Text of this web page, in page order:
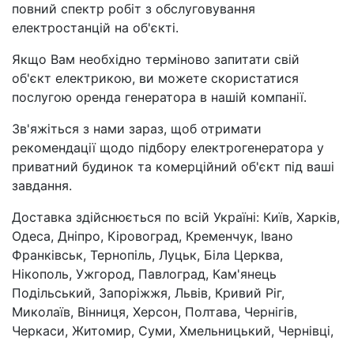
повний спектр робіт з обслуговування
електростанцій на об'єкті.
Якщо Вам необхідно терміново запитати свій
об'єкт електрикою, ви можете скористатися
послугою оренда генератора в нашій компанії.
Зв'яжіться з нами зараз, щоб отримати
рекомендації щодо підбору електрогенератора у
приватний будинок та комерційний об'єкт під ваші
завдання.
Доставка здійснюється по всій Україні: Київ, Харків,
Одеса, Дніпро, Кіровоград, Кременчук, Івано
Франківськ, Тернопіль, Луцьк, Біла Церква,
Нікополь, Ужгород, Павлоград, Кам'янець
Подільський, Запоріжжя, Львів, Кривий Ріг,
Миколаїв, Вінниця, Херсон, Полтава, Чернігів,
Черкаси, Житомир, Суми, Хмельницький, Чернівці,